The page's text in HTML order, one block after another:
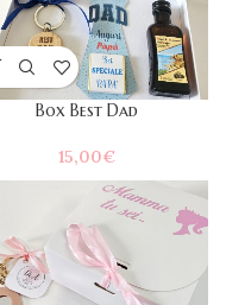
Box Best Dad
15,00€